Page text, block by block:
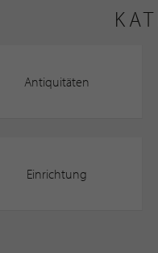
Antiquitäten
Einrichtung